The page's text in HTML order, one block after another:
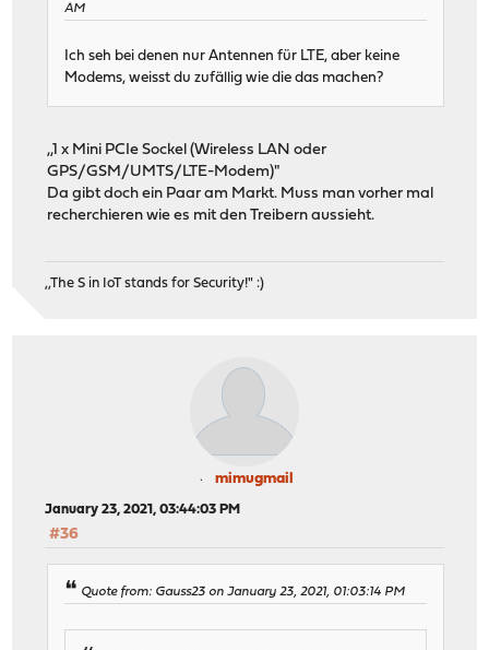
AM
Ich seh bei denen nur Antennen für LTE, aber keine
Modems, weisst du zufällig wie die das machen?
,,1 x Mini PCIe Sockel (Wireless LAN oder
GPS/GSM/UMTS/LTE-Modem)"
Da gibt doch ein Paar am Markt. Muss man vorher mal
recherchieren wie es mit den Treibern aussieht.
,,The S in IoT stands for Security!" :)
mimugmail
January 23, 2021, 03:44:03 PM
#36
Quote from: Gauss23 on January 23, 2021, 01:03:14 PM